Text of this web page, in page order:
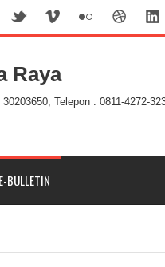
Raya
Telepon : 0811-4272-
E-BULLETIN